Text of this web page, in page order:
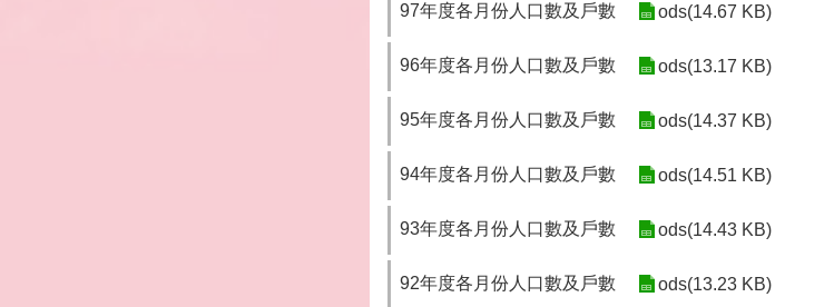
97年度各月份人口數及戶數 ods(14.67 KB)
96年度各月份人口數及戶數 ods(13.17 KB)
95年度各月份人口數及戶數 ods(14.37 KB)
94年度各月份人口數及戶數 ods(14.51 KB)
93年度各月份人口數及戶數 ods(14.43 KB)
92年度各月份人口數及戶數 ods(13.23 KB)